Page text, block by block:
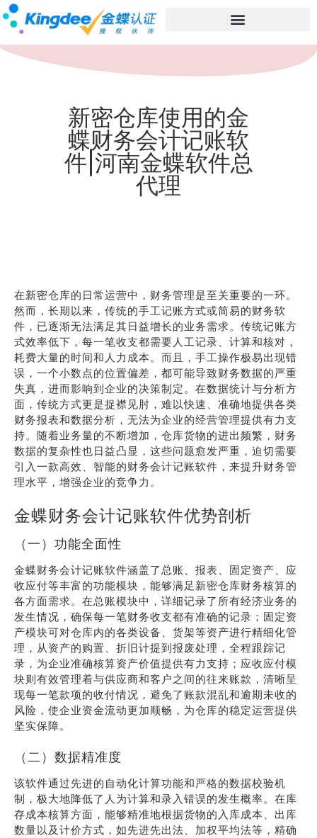
新密仓库使用的金
蝶财务会计记账软
件|河南金蝶软件总
代理
在新密仓库的日常运营中，财务管理是至关重要的一环。
然而，长期以来，传统的手工记账方式或简易的财务软
件，已逐渐无法满足其日益增长的业务需求。传统记账方
式效率低下，每一笔收支都需要人工记录、计算和核对，
耗费大量的时间和人力成本。而且，手工操作极易出现错
误，一个小数点的位置偏差，都可能导致财务数据的严重
失真，进而影响到企业的决策制定。在数据统计与分析方
面，传统方式更是捉襟见肘，难以快速、准确地提供各类
财务报表和数据分析，无法为企业的经营管理提供有力支
持。随着业务量的不断增加，仓库货物的进出频繁，财务
数据的复杂性也日益凸显，这些问题愈发严重，迫切需要
引入一款高效、智能的财务会计记账软件，来提升财务管
理水平，增强企业的竞争力。
金蝶财务会计记账软件优势剖析
（一）功能全面性
金蝶财务会计记账软件涵盖了总账、报表、固定资产、应
收应付等丰富的功能模块，能够满足新密仓库财务核算的
各方面需求。在总账模块中，详细记录了所有经济业务的
发生情况，确保每一笔财务收支都有准确的记录；固定资
产模块可对仓库内的各类设备、货架等资产进行精细化管
理，从资产的购置、折旧计提到报废处理，全程跟踪记
录，为企业准确核算资产价值提供有力支持；应收应付模
块则有效管理着与供应商和客户之间的往来账款，清晰呈
现每一笔款项的收付情况，避免了账款混乱和逾期未收的
风险，使企业资金流动更加顺畅，为仓库的稳定运营提供
坚实保障。
（二）数据精准度
该软件通过先进的自动化计算功能和严格的数据校验机
制，极大地降低了人为计算和录入错误的发生概率。在库
存成本核算方面，能够精准地根据货物的入库成本、出库
数量以及计价方式，如先进先出法、加权平均法等，精确